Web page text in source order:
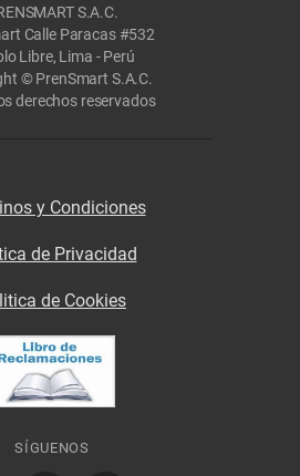
S.A.C.
Calle Paracas #532
Libre, Lima - Perú
© PrenSmart S.A.C.
derechos reservados
y Condiciones
de Privacidad
de Cookies
SÍGUENOS